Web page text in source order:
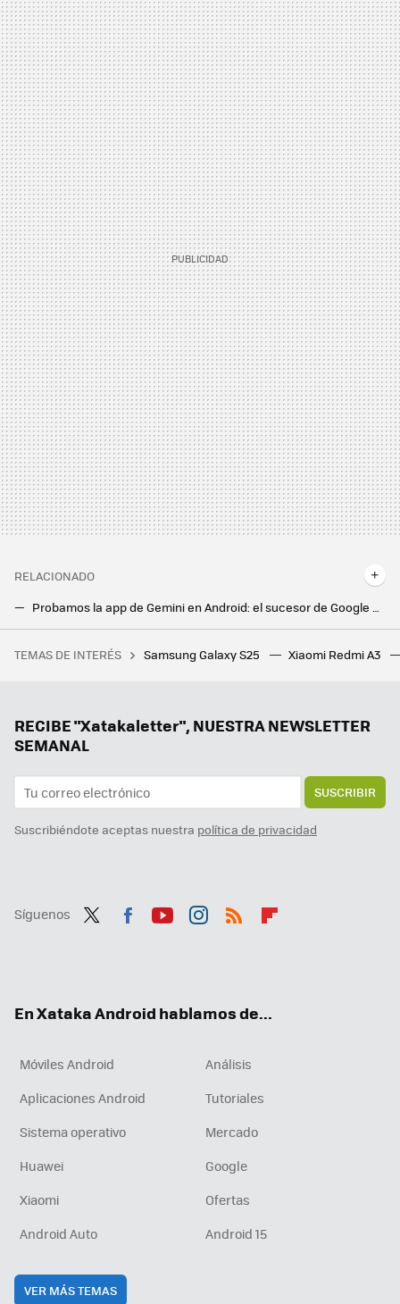
RELACIONADO
Probamos la app de Gemini en Android: el sucesor de Google Assistant tiene nuevos trucos bajo la manga
La IA de Google impulsa la productividad. Probamos NotebookLM: resúmenes y respuestas de documentos PDF y web
Cuándo sale el Spotify Wrapped 2024: el resumen musical más esperado del año
TEMAS DE INTERÉS Samsung Galaxy S25 Xiaomi Redmi A3
RECIBE "Xatakaletter", NUESTRA NEWSLETTER
SEMANAL
SUSCRIBIR
Suscribiéndote aceptas nuestra política de privacidad
Síguenos
En Xataka Android hablamos de...
Móviles Android
Análisis
Aplicaciones Android
Tutoriales
Sistema operativo
Mercado
Huawei
Google
Xiaomi
Ofertas
Android Auto
Android 15
VER MÁS TEMAS